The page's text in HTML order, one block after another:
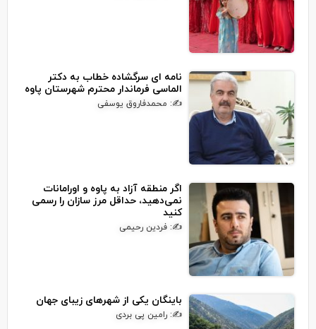
نامه ای سرگشاده خطاب به دکتر
الماسی فرماندار محترم شهرستان پاوه
✍: محمدفاروق یوسفی
اگر منطقه آزاد به پاوه و اورامانات
نمی‌دهید، حداقل مرز سازان را رسمی
کنید
✍: فردین رحیمی
باینگان یکی از شهرهای زیبای جهان
✍: رامین پی بردی